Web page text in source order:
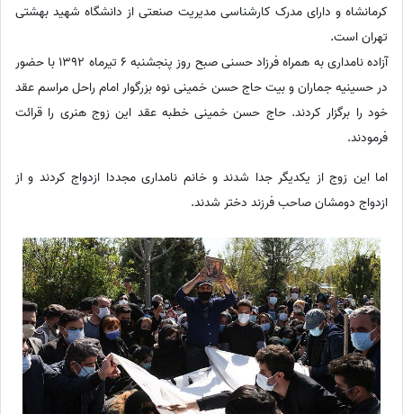
کرمانشاه و دارای مدرک کارشناسی مدیریت صنعتی از دانشگاه شهید بهشتی
تهران است.
آزاده نامداری به همراه فرزاد حسنی صبح روز پنجشنبه 6 تیرماه 1392 با حضور
در حسینیه جماران و بیت حاج حسن خمینی نوه بزرگوار امام راحل مراسم عقد
خود را برگزار کردند. حاج حسن خمینی خطبه عقد این زوج هنری را قرائت
فرمودند.
اما این زوج از یکدیگر جدا شدند و خانم نامداری مجددا ازدواج کردند و از
ازدواج دومشان صاحب فرزند دختر شدند.